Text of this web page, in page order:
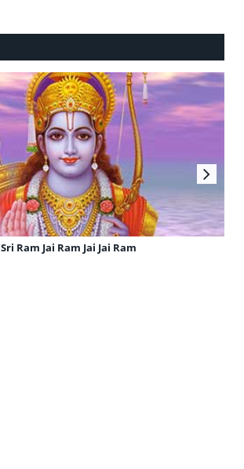
Sri Ram Jai Ram Jai Jai Ram